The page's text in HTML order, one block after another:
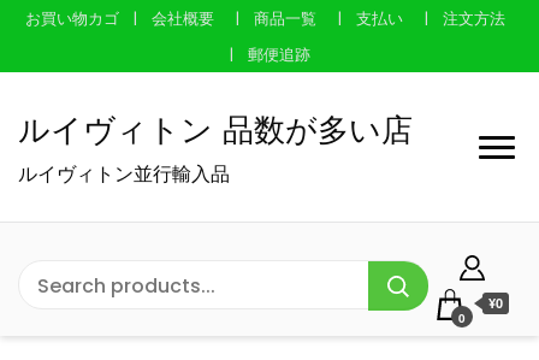
お買い物カゴ 会社概要 商品一覧 支払い
注文方法
郵便追跡
ルイヴィトン 品数が多い店
ルイヴィトン並行輸入品
0
¥0